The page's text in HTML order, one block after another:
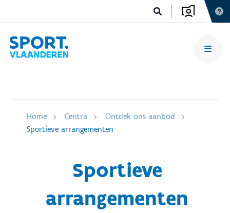
Home Centra
Ontdek ons aanbod
Sportieve arrangementen
Sportieve
arrangementen